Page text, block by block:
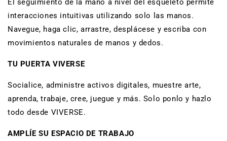
El seguimiento de la mano a nivel del esqueleto permite
interacciones intuitivas utilizando solo las manos.
Navegue, haga clic, arrastre, desplácese y escriba con
movimientos naturales de manos y dedos.
TU PUERTA VIVERSE
Socialice, administre activos digitales, muestre arte,
aprenda, trabaje, cree, juegue y más. Solo ponlo y hazlo
todo desde VIVERSE.
AMPLÍE SU ESPACIO DE TRABAJO